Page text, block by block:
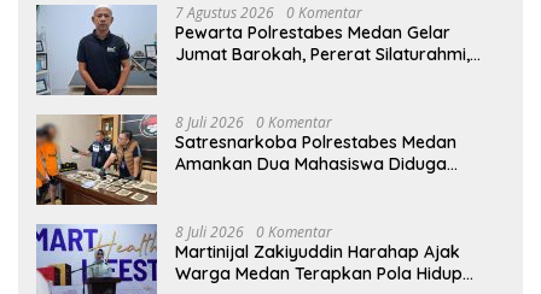
7 Agustus 2026 0 Komentar
Pewarta Polrestabes Medan Gelar
Jumat Barokah, Pererat Silaturahmi,
8 Juli 2026 0 Komentar
Satresnarkoba Polrestabes Medan
Amankan Dua Mahasiswa Diduga
8 Juli 2026 0 Komentar
Martinijal Zakiyuddin Harahap Ajak
Warga Medan Terapkan Pola Hidup